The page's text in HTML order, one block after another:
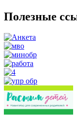
Полезные